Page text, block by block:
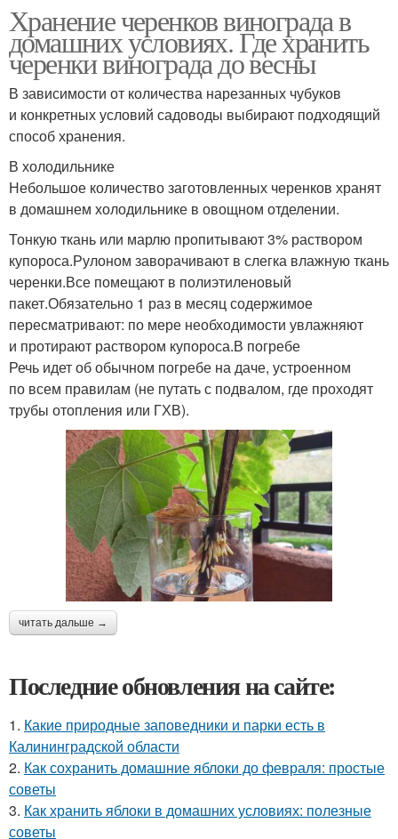
Хранение черенков винограда в
домашних условиях. Где хранить
черенки винограда до весны
В зависимости от количества нарезанных чубуков
и конкретных условий садоводы выбирают подходящий
способ хранения.
В холодильнике
Небольшое количество заготовленных черенков хранят
в домашнем холодильнике в овощном отделении.
Тонкую ткань или марлю пропитывают 3% раствором
купороса.Рулоном заворачивают в слегка влажную ткань
черенки.Все помещают в полиэтиленовый
пакет.Обязательно 1 раз в месяц содержимое
пересматривают: по мере необходимости увлажняют
и протирают раствором купороса.В погребе
Речь идет об обычном погребе на даче, устроенном
по всем правилам (не путать с подвалом, где проходят
трубы отопления или ГХВ).
читать дальше →
Последние обновления на сайте:
1. Какие природные заповедники и парки есть в
Калининградской области
2. Как сохранить домашние яблоки до февраля: простые
советы
3. Как хранить яблоки в домашних условиях: полезные
советы